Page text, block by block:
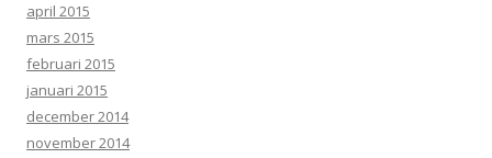
april 2015
mars 2015
februari 2015
januari 2015
december 2014
november 2014